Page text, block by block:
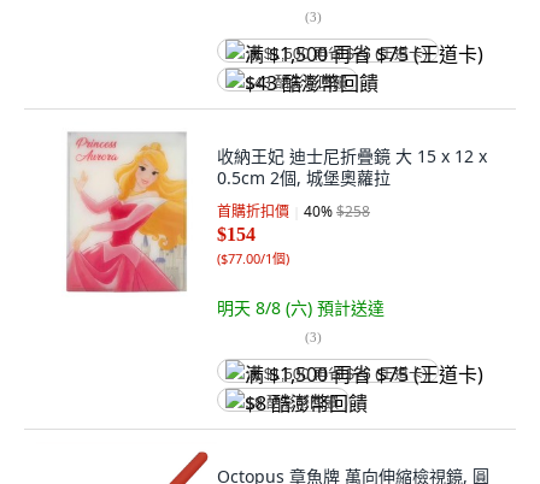
(3)
满 $1,500 再省 $75 (王道卡)
$43 酷澎幣回饋
收納王妃 迪士尼折疊鏡 大 15 x 12 x
0.5cm 2個, 城堡奧蘿拉
首購折扣價 40%$258
$154
($77.00/1個)
明天 8/8 (六) 預計送達
(3)
满 $1,500 再省 $75 (王道卡)
$8 酷澎幣回饋
Octopus 章魚牌 萬向伸縮檢視鏡, 圓